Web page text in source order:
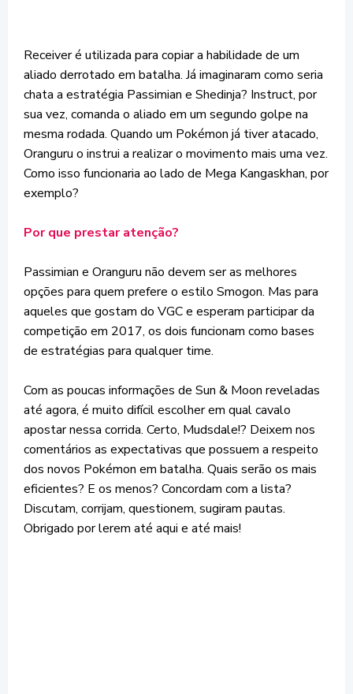
Receiver é utilizada para copiar a habilidade de um
aliado derrotado em batalha. Já imaginaram como seria
chata a estratégia Passimian e Shedinja? Instruct, por
sua vez, comanda o aliado em um segundo golpe na
mesma rodada. Quando um Pokémon já tiver atacado,
Oranguru o instrui a realizar o movimento mais uma vez.
Como isso funcionaria ao lado de Mega Kangaskhan, por
exemplo?
Por que prestar atenção?
Passimian e Oranguru não devem ser as melhores
opções para quem prefere o estilo Smogon. Mas para
aqueles que gostam do VGC e esperam participar da
competição em 2017, os dois funcionam como bases
de estratégias para qualquer time.
Com as poucas informações de Sun & Moon reveladas
até agora, é muito difícil escolher em qual cavalo
apostar nessa corrida. Certo, Mudsdale!? Deixem nos
comentários as expectativas que possuem a respeito
dos novos Pokémon em batalha. Quais serão os mais
eficientes? E os menos? Concordam com a lista?
Discutam, corrijam, questionem, sugiram pautas.
Obrigado por lerem até aqui e até mais!